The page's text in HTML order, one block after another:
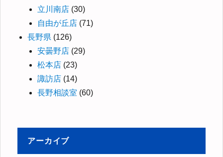
立川南店 (30)
自由が丘店 (71)
長野県 (126)
安曇野店 (29)
松本店 (23)
諏訪店 (14)
長野相談室 (60)
アーカイブ